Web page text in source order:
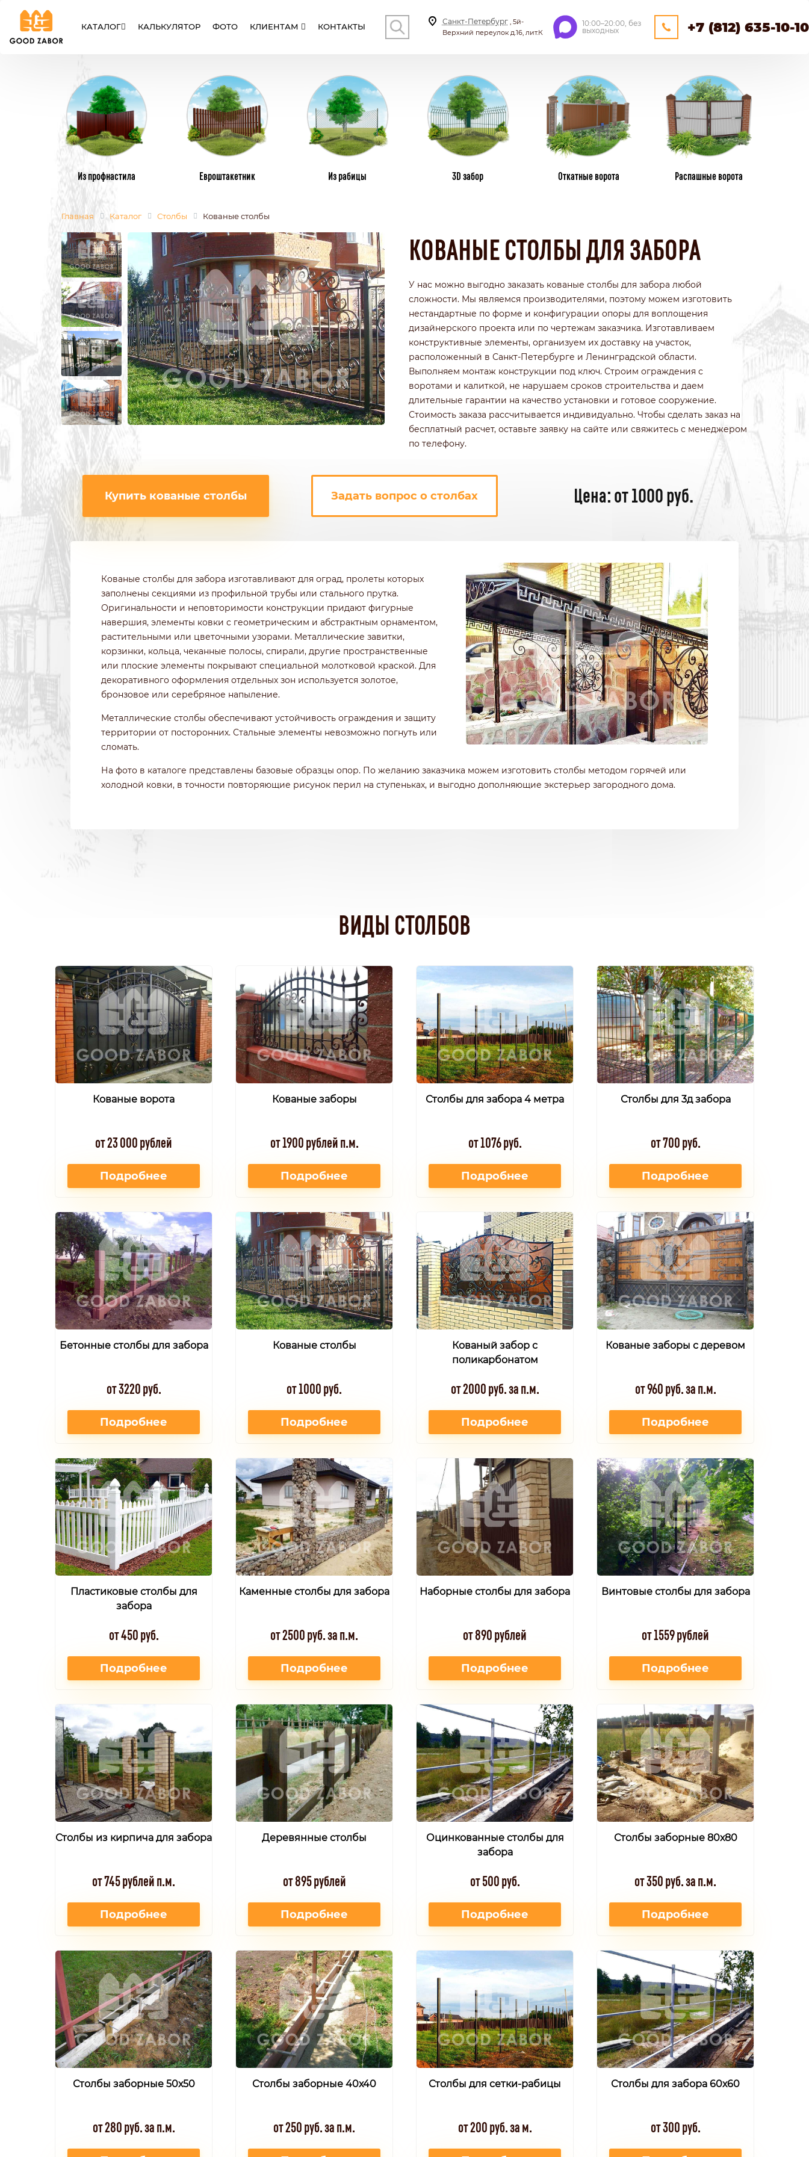
КАТАЛОГ
ЗАБОРЫ
МЕТАЛЛИЧЕСКИЕ ЗАБОРЫ
ИЗ ЕВРОШТАКЕТНИКА
СЕТКА РАБИЦА
СЕКЦИОННЫЕ ЗАБОРЫ
ИЗ 3Д СЕТКИ
ИЗ СВАРНОЙ СЕТКИ
ИЗ ПРОФИЛЬНОЙ ТРУБЫ
СВАРНЫЕ ЗАБОРЫ
ЗАБОРЫ ДЛЯ ДАЧИ
ДЕРЕВЯННЫЕ
МЕТАЛЛИЧЕСКИЕ
ИЗ ПРОФНАСТИЛА
СВАРНЫЕ
ИЗ ПОЛИКАРБОНАТА
ЗАБОРЫ ИЗ ПРОФНАСТИЛА
ПОД КРИПИЧ
ДЛЯ ДАЧИ
ПОД ДЕРЕВО
ПОД КАМЕНЬ
С КОВАНЫМИ ЭЛЕМЕНТАМИ
СЕКЦИОННЫЙ
С КАЛИТКОЙ И ВОРОТАМИ
КИРПИЧНЫЕ ЗАБОРЫ
ДЕРЕВЯННЫЕ ЗАБОРЫ
ШАХМАТКА
ПЛЕТЕНЫЕ
КАМЕНННЫЕ ЗАБОРЫ
ИЗ ПРИРОДНОГО КАМНЯ
ИЗ ФРАНЦУЗСКОГО КАМНЯ
ИЗ 3Д СЕТКИ ГИТТЕР
КАЛИТКИ СТОЛБЫ ВИНТОВЫЕ СВАИ
КОНТЕЙНЕРНЫЕ
ПЛОЩАДКИ
КАЛЬКУЛЯТОР ФОТО КЛИЕНТАМ КОНТАКТЫ
Санкт-Петербург, 5й-
Верхний переулок д.16, лит.К
10:00–20:00, без
выходных
+7 (812) 635-10-10
Из профнастила Евроштакетник Из рабицы 3D забор Откатные ворота Распашные ворота
Главная Каталог Столбы Кованые столбы
КОВАНЫЕ СТОЛБЫ ДЛЯ ЗАБОРА
У нас можно выгодно заказать кованые столбы для забора любой
сложности. Мы являемся производителями, поэтому можем изготовить
нестандартные по форме и конфигурации опоры для воплощения
дизайнерского проекта или по чертежам заказчика. Изготавливаем
конструктивные элементы, организуем их доставку на участок,
расположенный в Санкт-Петербурге и Ленинградской области.
Выполняем монтаж конструкции под ключ. Строим ограждения с
воротами и калиткой, не нарушаем сроков строительства и даем
длительные гарантии на качество установки и готовое сооружение.
Стоимость заказа рассчитывается индивидуально. Чтобы сделать заказ на
бесплатный расчет, оставьте заявку на сайте или свяжитесь с менеджером
по телефону.
Купить кованые столбы Задать вопрос о столбах Цена: от 1000 руб.
Кованые столбы для забора изготавливают для оград, пролеты которых
заполнены секциями из профильной трубы или стального прутка.
Оригинальности и неповторимости конструкции придают фигурные
навершия, элементы ковки с геометрическим и абстрактным орнаментом,
растительными или цветочными узорами. Металлические завитки,
корзинки, кольца, чеканные полосы, спирали, другие пространственные
или плоские элементы покрывают специальной молотковой краской. Для
декоративного оформления отдельных зон используется золотое,
бронзовое или серебряное напыление.
Металлические столбы обеспечивают устойчивость ограждения и защиту
территории от посторонних. Стальные элементы невозможно погнуть или
сломать.
На фото в каталоге представлены базовые образцы опор. По желанию заказчика можем изготовить столбы методом горячей или
холодной ковки, в точности повторяющие рисунок перил на ступеньках, и выгодно дополняющие экстерьер загородного дома.
ВИДЫ СТОЛБОВ
Кованые ворота
от 23 000 рублей
Подробнее
Кованые заборы
от 1900 рублей п.м.
Подробнее
Столбы для забора 4 метра
от 1076 руб.
Подробнее
Столбы для 3д забора
от 700 руб.
Подробнее
Бетонные столбы для забора
от 3220 руб.
Подробнее
Кованые столбы
от 1000 руб.
Подробнее
Кованый забор с
поликарбонатом
от 2000 руб. за п.м.
Подробнее
Кованые заборы с деревом
от 960 руб. за п.м.
Подробнее
Пластиковые столбы для
забора
от 450 руб.
Подробнее
Каменные столбы для забора
от 2500 руб. за п.м.
Подробнее
Наборные столбы для забора
от 890 рублей
Подробнее
Винтовые столбы для забора
от 1559 рублей
Подробнее
Столбы из кирпича для забора
от 745 рублей п.м.
Подробнее
Деревянные столбы
от 895 рублей
Подробнее
Оцинкованные столбы для
забора
от 500 руб.
Подробнее
Столбы заборные 80х80
от 350 руб. за п.м.
Подробнее
Столбы заборные 50х50
от 280 руб. за п.м.
Столбы заборные 40х40
от 250 руб. за п.м.
Столбы для сетки-рабицы
от 200 руб. за м.
Столбы для забора 60х60
от 300 руб.